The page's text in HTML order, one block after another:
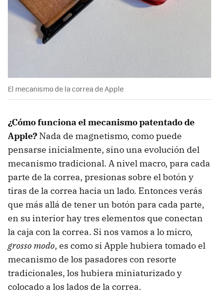
El mecanismo de la correa de Apple
¿Cómo funciona el mecanismo patentado de
Apple? Nada de magnetismo, como puede
pensarse inicialmente, sino una evolución del
mecanismo tradicional. A nivel macro, para cada
parte de la correa, presionas sobre el botón y
tiras de la correa hacia un lado. Entonces verás
que más allá de tener un botón para cada parte,
en su interior hay tres elementos que conectan
la caja con la correa. Si nos vamos a lo micro,
grosso modo, es como si Apple hubiera tomado el
mecanismo de los pasadores con resorte
tradicionales, los hubiera miniaturizado y
colocado a los lados de la correa.